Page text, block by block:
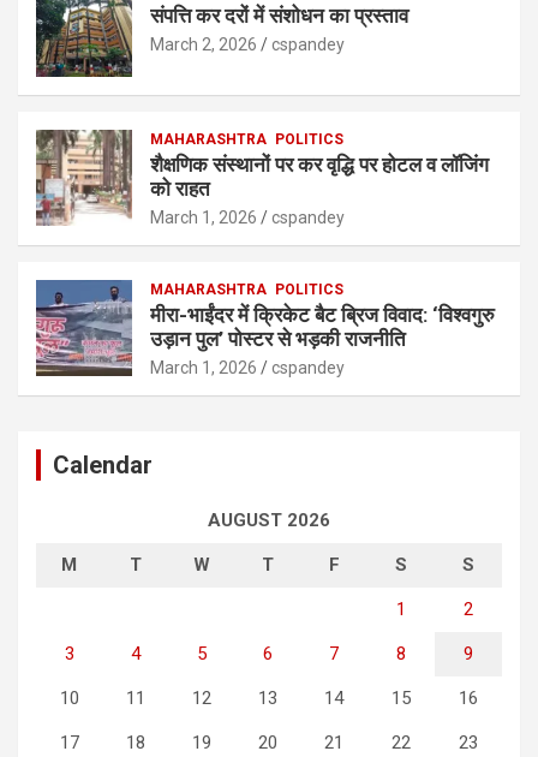
संपत्ति कर दरों में संशोधन का प्रस्ताव
March 2, 2026 cspandey
MAHARASHTRA POLITICS
शैक्षणिक संस्थानों पर कर वृद्धि पर होटल व लॉजिंग
को राहत
March 1, 2026 cspandey
MAHARASHTRA POLITICS
मीरा-भाईंदर में क्रिकेट बैट ब्रिज विवाद: ‘विश्वगुरु
उड़ान पुल’ पोस्टर से भड़की राजनीति
March 1, 2026 cspandey
Calendar
AUGUST 2026
M T W T F S S
1 2
3 4 5 6 7 8 9
10 11 12 13 14 15 16
17 18 19 20 21 22 23